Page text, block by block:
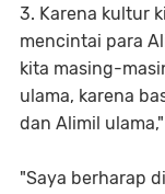
3. Karena kultur
mencintai para
kita masing-
ulama, karena
dan Alimil
"Saya berharap